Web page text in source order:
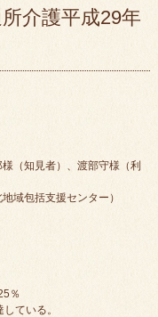
介護平成29年
（知見者）、渡部守様（利
域包括支援センター）
％
ている。